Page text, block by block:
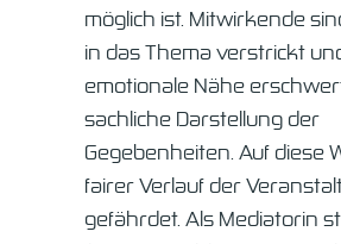
möglich ist. Mitwirkende
in das Thema verstrickt
emotionale Nähe
sachliche Darstellung der
Gegebenheiten. Auf diese
fairer Verlauf der
gefährdet. Als Mediatorin